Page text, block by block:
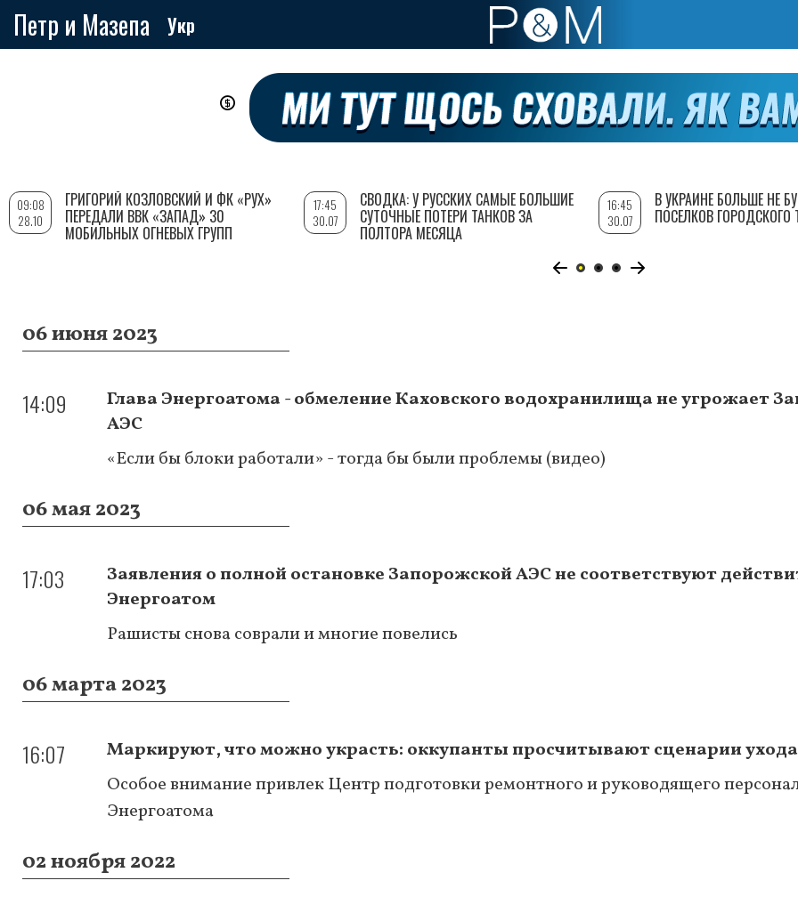
Петр и Мазепа Укр
06 июня 2023
14:09
Глава Энергоатома - обмеление Каховского водохранилища не угрожает
АЭС
«Если бы блоки работали» - тогда бы были проблемы (видео)
06 мая 2023
17:03
Заявления о полной остановке Запорожской АЭС не соответствуют
Энергоатом
Рашисты снова соврали и многие повелись
06 марта 2023
16:07
Маркируют, что можно украсть: оккупанты просчитывают сценарии
Особое внимание привлек Центр подготовки ремонтного и руководящего
Энергоатома
02 ноября 2022
09:08
28.10
ГРИГОРИЙ КОЗЛОВСКИЙ И ФК «РУХ»
ПЕРЕДАЛИ ВВК «ЗАПАД» 30
МОБИЛЬНЫХ ОГНЕВЫХ ГРУПП
17:45
30.07
СВОДКА: У РУССКИХ САМЫЕ БОЛЬШИЕ
СУТОЧНЫЕ ПОТЕРИ ТАНКОВ ЗА
ПОЛТОРА МЕСЯЦА
16:45
30.07
В УКРАИНЕ БОЛЬШЕ НЕ
ПОСЕЛКОВ ГОРОДСКОГО